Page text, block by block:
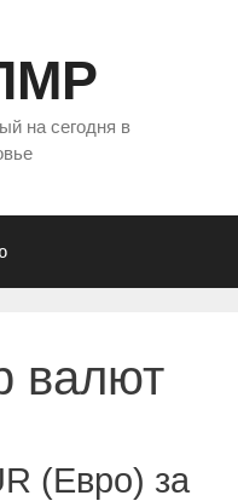
на сегодня в
валют
(Евро) за